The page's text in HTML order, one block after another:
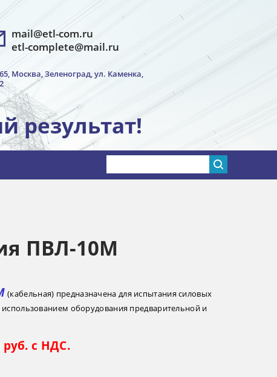
mail@etl-com.ru
etl-complete@mail.ru
Москва, Зеленоград, ул. Каменка,
результат!
ПВЛ-10М
(кабельная) предназначена для испытания силовых
оборудования предварительной и
с НДС.